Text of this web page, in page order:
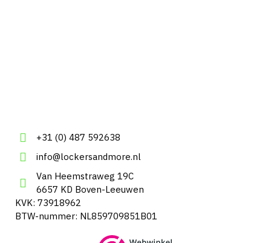
+31 (0) 487 592638
info@lockersandmore.nl
Van Heemstraweg 19C
6657 KD Boven-Leeuwen
KVK: 73918962
BTW-nummer: NL859709851B01